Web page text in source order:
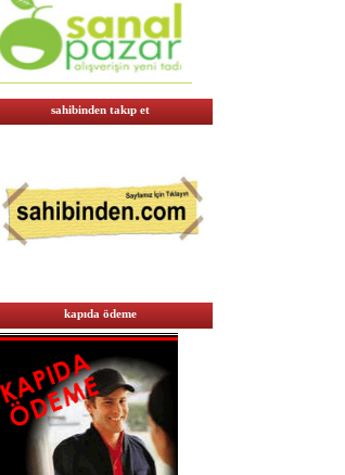
sahibinden takıp et
kapıda ödeme